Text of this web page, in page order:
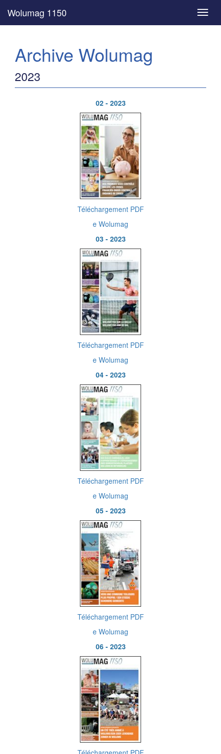
Wolumag 1150
Archive Wolumag
2023
02 - 2023
Téléchargement PDF
e Wolumag
03 - 2023
Téléchargement PDF
e Wolumag
04 - 2023
Téléchargement PDF
e Wolumag
05 - 2023
Téléchargement PDF
e Wolumag
06 - 2023